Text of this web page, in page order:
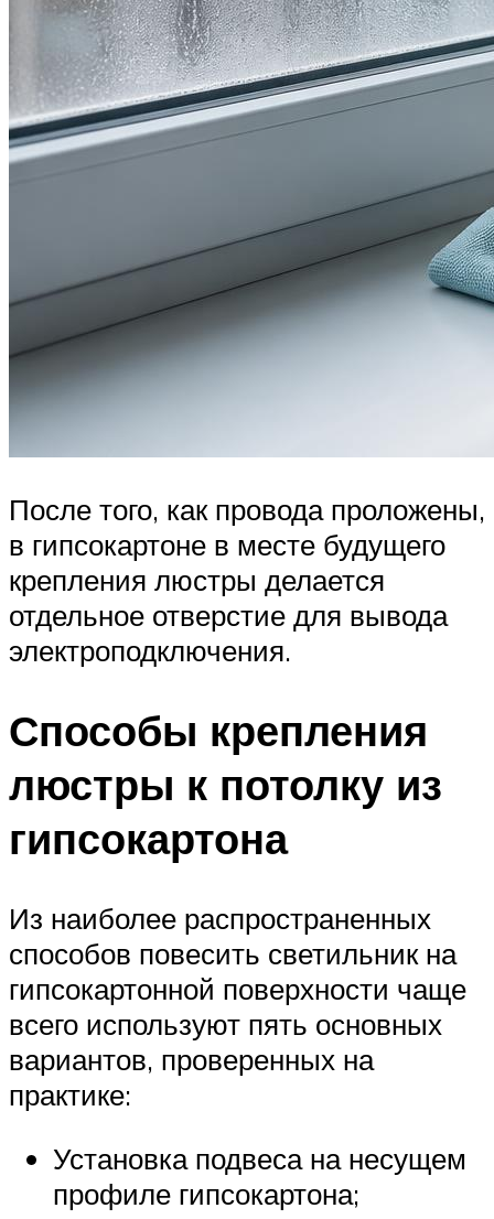
После того, как провода проложены,
в гипсокартоне в месте будущего
крепления люстры делается
отдельное отверстие для вывода
электроподключения.
Способы крепления
люстры к потолку из
гипсокартона
Из наиболее распространенных
способов повесить светильник на
гипсокартонной поверхности чаще
всего используют пять основных
вариантов, проверенных на
практике:
Установка подвеса на несущем
профиле гипсокартона;